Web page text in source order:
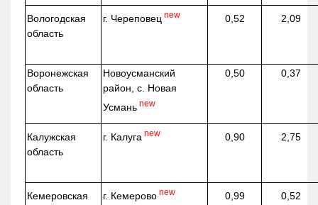
Вологодская
область
г. Череповец new 0,52 2,09
Воронежская
область
Новоусманский
район, с. Новая
Усмань new
0,50 0,37
Калужская
область
г. Калуга new 0,90 2,75
Кемеровская
г. Кемерово new 0,99 0,52